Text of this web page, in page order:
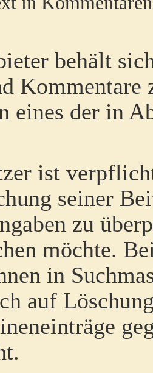
behält
Kommentare
eines der in
ist
seiner
zu
möchte.
in
auf